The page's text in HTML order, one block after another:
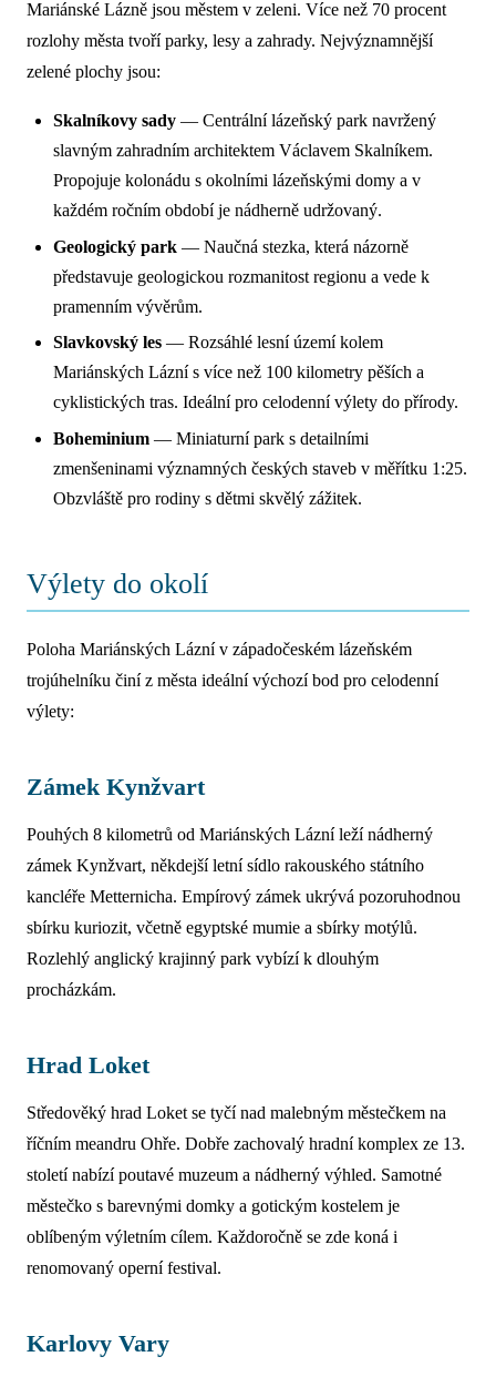
Mariánské Lázně jsou městem v zeleni. Více než 70 procent
rozlohy města tvoří parky, lesy a zahrady. Nejvýznamnější
zelené plochy jsou:
Skalníkovy sady — Centrální lázeňský park navržený
slavným zahradním architektem Václavem Skalníkem.
Propojuje kolonádu s okolními lázeňskými domy a v
každém ročním období je nádherně udržovaný.
Geologický park — Naučná stezka, která názorně
představuje geologickou rozmanitost regionu a vede k
pramenním vývěrům.
Slavkovský les — Rozsáhlé lesní území kolem
Mariánských Lázní s více než 100 kilometry pěších a
cyklistických tras. Ideální pro celodenní výlety do přírody.
Boheminium — Miniaturní park s detailními
zmenšeninami významných českých staveb v měřítku 1:25.
Obzvláště pro rodiny s dětmi skvělý zážitek.
Výlety do okolí
Poloha Mariánských Lázní v západočeském lázeňském
trojúhelníku činí z města ideální výchozí bod pro celodenní
výlety:
Zámek Kynžvart
Pouhých 8 kilometrů od Mariánských Lázní leží nádherný
zámek Kynžvart, někdejší letní sídlo rakouského státního
kancléře Metternicha. Empírový zámek ukrývá pozoruhodnou
sbírku kuriozit, včetně egyptské mumie a sbírky motýlů.
Rozlehlý anglický krajinný park vybízí k dlouhým
procházkám.
Hrad Loket
Středověký hrad Loket se tyčí nad malebným městečkem na
říčním meandru Ohře. Dobře zachovalý hradní komplex ze 13.
století nabízí poutavé muzeum a nádherný výhled. Samotné
městečko s barevnými domky a gotickým kostelem je
oblíbeným výletním cílem. Každoročně se zde koná i
renomovaný operní festival.
Karlovy Vary